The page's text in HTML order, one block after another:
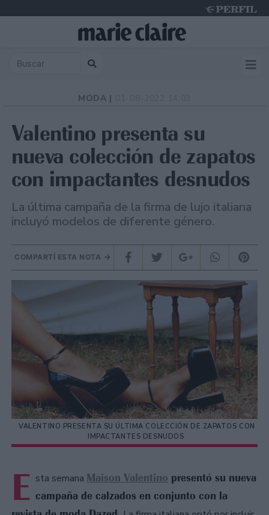
MODA |
Valentino presenta su
nueva colección de zapatos
con impactantes desnudos
La última campaña de la firma de lujo italiana
incluyó modelos de diferente género.
COMPARTÍ ESTA NOTA
VALENTINO PRESENTA SU ÚLTIMA COLECCIÓN DE ZAPATOS CON
IMPACTANTES DESNUDOS
E sta semana Maison Valentino presentó su nueva
campaña de calzados en conjunto con la